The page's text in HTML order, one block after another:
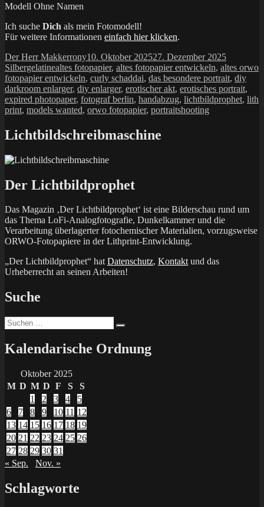
Modell Ohne Namen
Ich suche Dich als mein Fotomodell!
Für weitere Informationen einfach hier klicken.
Autor
Der Herr MakkerronyVeröffentlicht
am
10. Oktober 202527. Dezember 2025
SilbergelatineSchlagwörter
altes fotopapier, altes fotopapier entwickeln, altes orwo
fotopapier entwickeln, curly schaddai, das besondere portrait, diy
darkroom enlarger, diy enlarger, erotischer akt, erotisches portrait,
expired photopaper, fotograf berlin, handabzug, lichtbildprophet, lith
print, models wanted, orwo fotopapier, portraitshooting
Lichtbildschreibmaschine
Der Lichtbildprophet
Das Magazin ‚Der Lichtbildprophet‘ ist eine Bilderschau rund um
das Thema LoFi-Analogfotografie, Dunkelkammer und die
Verarbeitung überlagerter fotochemischer Materialien, vorzugsweise
ORWO-Fotopapiere in der Lithprint-Entwicklung.
„Der Lichtbildprophet“ hatDatenschutz, Kontaktund das
Urheberrecht an seinen Arbeiten!
Suche
Suchen
nach:
Kalendarische Ordnung
Oktober 2025
M D M D F S
S
1
2 3 4
5
6
7 8 9 10 11 12
13 14 15 16 17 18 19
20 21 22 23 24 25 26
27 28 29 30 31
« Sep.
Nov. »
Schlagworte